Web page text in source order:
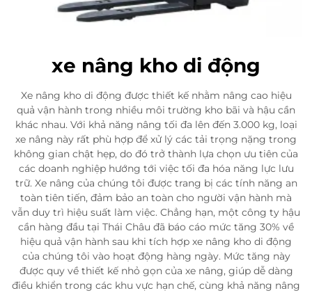
xe nâng kho di động
Xe nâng kho di động được thiết kế nhằm nâng cao hiệu
quả vận hành trong nhiều môi trường kho bãi và hậu cần
khác nhau. Với khả năng nâng tối đa lên đến 3.000 kg, loại
xe nâng này rất phù hợp để xử lý các tải trọng nặng trong
không gian chật hẹp, do đó trở thành lựa chọn ưu tiên của
các doanh nghiệp hướng tới việc tối đa hóa năng lực lưu
trữ. Xe nâng của chúng tôi được trang bị các tính năng an
toàn tiên tiến, đảm bảo an toàn cho người vận hành mà
vẫn duy trì hiệu suất làm việc. Chẳng hạn, một công ty hậu
cần hàng đầu tại Thái Châu đã báo cáo mức tăng 30% về
hiệu quả vận hành sau khi tích hợp xe nâng kho di động
của chúng tôi vào hoạt động hàng ngày. Mức tăng này
được quy về thiết kế nhỏ gọn của xe nâng, giúp dễ dàng
điều khiển trong các khu vực hạn chế, cùng khả năng nâng